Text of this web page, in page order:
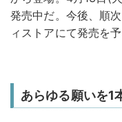
発売中だ。今後、順
ィストアにて発売を予
あらゆる願いを1